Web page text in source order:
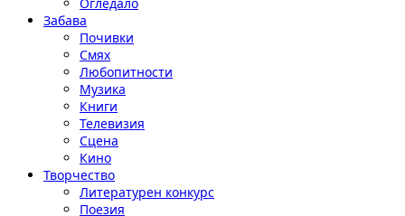
Забава
Почивки
Смях
Любопитности
Музика
Книги
Телевизия
Сцена
Кино
Творчество
Литературен конкурс
Поезия